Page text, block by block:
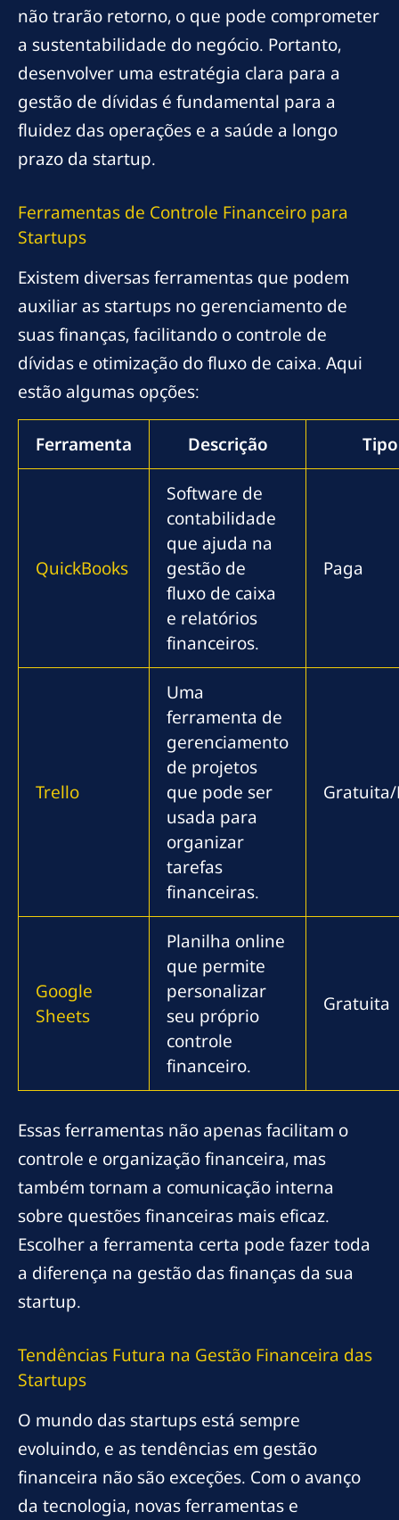
não trarão retorno, o que pode comprometer
a sustentabilidade do negócio. Portanto,
desenvolver uma estratégia clara para a
gestão de dívidas é fundamental para a
fluidez das operações e a saúde a longo
prazo da startup.
Ferramentas de Controle Financeiro para
Startups
Existem diversas ferramentas que podem
auxiliar as startups no gerenciamento de
suas finanças, facilitando o controle de
dívidas e otimização do fluxo de caixa. Aqui
estão algumas opções:
Ferramenta Descrição Tipo
QuickBooks
Software de
contabilidade
que ajuda na
gestão de
fluxo de caixa
e relatórios
financeiros.
Paga
Trello
Uma
ferramenta de
gerenciamento
de projetos
que pode ser
usada para
organizar
tarefas
financeiras.
Gratuita/
Google
Sheets
Planilha online
que permite
personalizar
seu próprio
controle
financeiro.
Gratuita
Essas ferramentas não apenas facilitam o
controle e organização financeira, mas
também tornam a comunicação interna
sobre questões financeiras mais eficaz.
Escolher a ferramenta certa pode fazer toda
a diferença na gestão das finanças da sua
startup.
Tendências Futura na Gestão Financeira das
Startups
O mundo das startups está sempre
evoluindo, e as tendências em gestão
financeira não são exceções. Com o avanço
da tecnologia, novas ferramentas e